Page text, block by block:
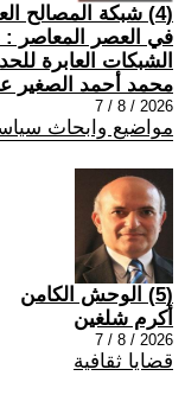
(4) شبكة المصالح
في العصر المعاصر :
الشبكات العابرة
محمد أحمد الصغير
2026 / 8 / 7
مواضيع وابحاث
(5) الوحش الكامن
أكرم شلغين
2026 / 8 / 7
قضايا ثقافية